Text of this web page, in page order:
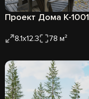
Проект Дома К-1001
8.1х12.3 78 м²